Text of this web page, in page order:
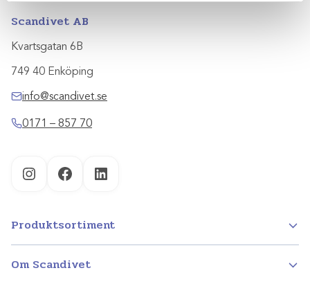
Scandivet AB
Kvartsgatan 6B
749 40 Enköping
info@scandivet.se
0171 – 857 70
InstagramFacebookLinkedIn
Produktsortiment
Om Scandivet